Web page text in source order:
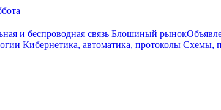
и беспроводная связь Блошиный рынок
Кибернетика, автоматика, протоколы Схемы,